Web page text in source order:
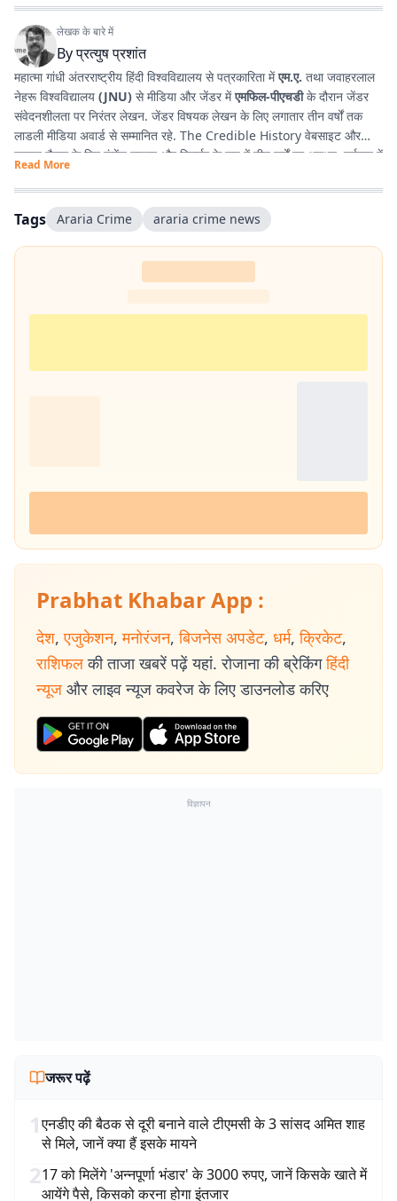
लेखक के बारे में
Byप्रत्युष प्रशांत
महात्मा गांधी अंतरराष्ट्रीय हिंदी विश्वविद्यालय से पत्रकारिता मेंएम.ए. तथा जवाहरलाल
नेहरू विश्वविद्यालय (JNU) से मीडिया और जेंडर मेंएमफिल-पीएचडीके दौरान जेंडर
संवेदनशीलता पर निरंतर लेखन. जेंडर विषयक लेखन के लिए लगातार तीन वर्षों तक
लाडली मीडिया अवार्ड से सम्मानित रहे. The Credible History वेबसाइट और
यूट्यूब चैनल के लिए कंटेंट राइटर और रिसर्चर के रूप में तीन वर्षों का अनुभव. वर्तमान में
प्रभात खबर डिजिटल
किताबें पढ़ने, वायलिन बजाने और कला-साहित्य में गहरी रुचि रखते हैं तथा बिहार को
सामाजिक, सांस्कृतिक और राजनीतिक दृष्टि से समझने में विशेष दिलचस्पी.
Read More
Tags Araria Crime araria crime news
Prabhat Khabar App :
देश, एजुकेशन, मनोरंजन, बिजनेस अपडेट, धर्म, क्रिकेट,
राशिफल की ताजा खबरें पढ़ें यहां. रोजाना की ब्रेकिंग हिंदी
न्यूज और लाइव न्यूज कवरेज के लिए डाउनलोड करिए
विज्ञापन
जरूर पढ़ें
1एनडीए की बैठक से दूरी बनाने वाले टीएमसी के 3 सांसद अमित शाह
से मिले, जानें क्या हैं इसके मायने
217 को मिलेंगे 'अन्नपूर्णा भंडार' के 3000 रुपए, जानें किसके खाते में
आयेंगे पैसे, किसको करना होगा इंतजार